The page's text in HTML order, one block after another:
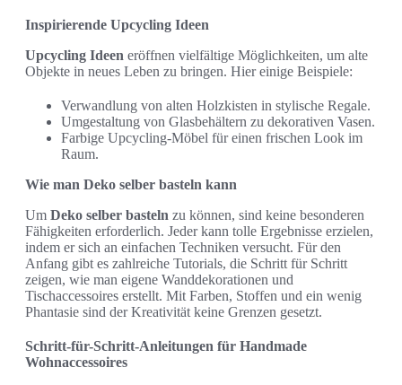
Inspirierende Upcycling Ideen
Upcycling Ideen eröffnen vielfältige Möglichkeiten, um alte
Objekte in neues Leben zu bringen. Hier einige Beispiele:
Verwandlung von alten Holzkisten in stylische Regale.
Umgestaltung von Glasbehältern zu dekorativen Vasen.
Farbige Upcycling-Möbel für einen frischen Look im
Raum.
Wie man Deko selber basteln kann
Um Deko selber basteln zu können, sind keine besonderen
Fähigkeiten erforderlich. Jeder kann tolle Ergebnisse erzielen,
indem er sich an einfachen Techniken versucht. Für den
Anfang gibt es zahlreiche Tutorials, die Schritt für Schritt
zeigen, wie man eigene Wanddekorationen und
Tischaccessoires erstellt. Mit Farben, Stoffen und ein wenig
Phantasie sind der Kreativität keine Grenzen gesetzt.
Schritt-für-Schritt-Anleitungen für Handmade
Wohnaccessoires